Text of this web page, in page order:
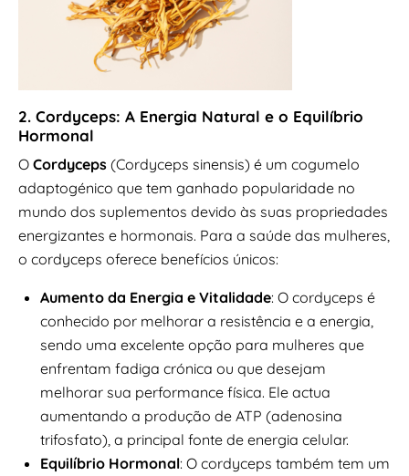
2. Cordyceps: A Energia Natural e o Equilíbrio
Hormonal
O Cordyceps (Cordyceps sinensis) é um cogumelo
adaptogénico que tem ganhado popularidade no
mundo dos suplementos devido às suas propriedades
energizantes e hormonais. Para a saúde das mulheres,
o cordyceps oferece benefícios únicos:
Aumento da Energia e Vitalidade: O cordyceps é
conhecido por melhorar a resistência e a energia,
sendo uma excelente opção para mulheres que
enfrentam fadiga crónica ou que desejam
melhorar sua performance física. Ele actua
aumentando a produção de ATP (adenosina
trifosfato), a principal fonte de energia celular.
Equilíbrio Hormonal: O cordyceps também tem um